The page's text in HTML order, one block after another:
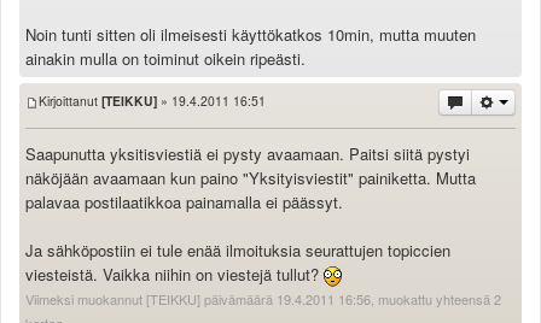
Noin tunti sitten oli ilmeisesti käyttökatkos 10min, mutta muuten
ainakin mulla on toiminut oikein ripeästi.
Kirjoittanut [TEIKKU] » 19.4.2011 16:51
Saapunutta yksitisviestiä ei pysty avaamaan. Paitsi siitä pystyi
näköjään avaamaan kun paino "Yksityisviestit" painiketta. Mutta
palavaa postilaatikkoa painamalla ei päässyt.
Ja sähköpostiin ei tule enää ilmoituksia seurattujen topiccien
viesteistä. Vaikka niihin on viestejä tullut?
Viimeksi muokannut [TEIKKU] päivämäärä 19.4.2011 16:56, muokattu yhteensä 2